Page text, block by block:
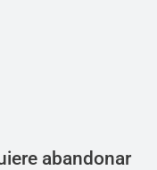
abandonar